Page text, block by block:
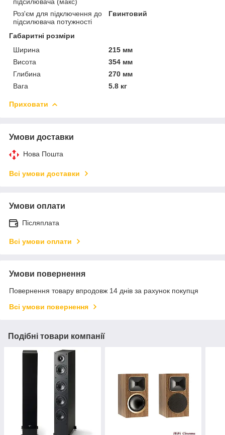
Роз'єм для підключення до
підсилювача потужності
Гвинтовий
Габаритні розміри
Ширина
215 мм
Висота
354 мм
Глибина
270 мм
Вага
5.8 кг
Приховати
Умови доставки
Нова Пошта
Всі умови доставки
Умови оплати
Післяплата
Всі умови оплати
Умови повернення
Повернення товару впродовж 14 днів за рахунок покупця
Всі умови повернення
Подібні товари компанії